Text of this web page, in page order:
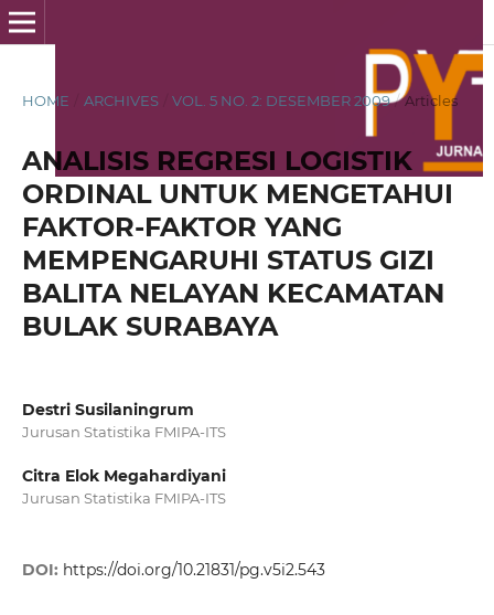
HOME ARCHIVES VOL. 5 NO. 2: DESEMBER 2009 / Articles
ANALISIS REGRESI LOGISTIK
ORDINAL UNTUK MENGETAHUI
FAKTOR-FAKTOR YANG
MEMPENGARUHI STATUS GIZI
BALITA NELAYAN KECAMATAN
BULAK SURABAYA
Destri Susilaningrum
Jurusan Statistika FMIPA-ITS
Citra Elok Megahardiyani
Jurusan Statistika FMIPA-ITS
DOI: https://doi.org/10.21831/pg.v5i2.543